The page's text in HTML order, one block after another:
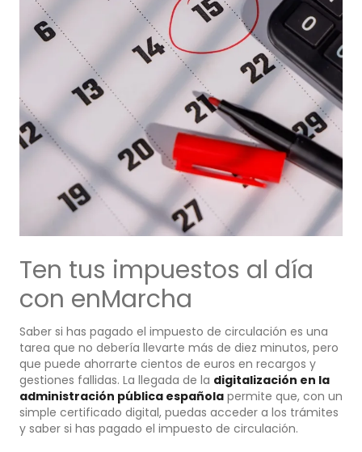
Ten tus impuestos al día
con enMarcha
Saber si has pagado el impuesto de circulación es una
tarea que no debería llevarte más de diez minutos, pero
que puede ahorrarte cientos de euros en recargos y
gestiones fallidas. La llegada de la digitalización en la
administración pública española permite que, con un
simple certificado digital, puedas acceder a los trámites
y saber si has pagado el impuesto de circulación.